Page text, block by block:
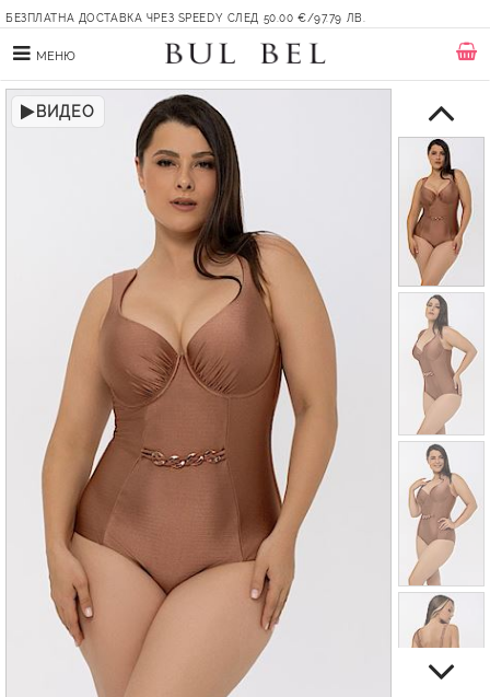
БЕЗПЛАТНА ДОСТАВКА ЧРЕЗ SPEEDY СЛЕД 50.00 €/97.79 ЛВ.
МЕНЮ
ВИДЕО